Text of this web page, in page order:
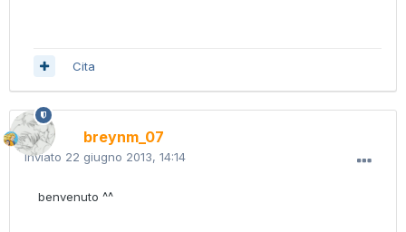
Cita
breynm_07
Inviato 22 giugno 2013, 14:14
benvenuto ^^